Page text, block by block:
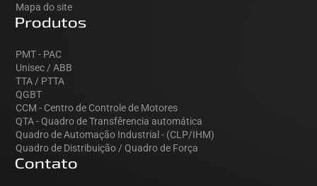
Mapa do site
Produtos
PMT - PAC
Unisec / ABB
TTA / PTTA
QGBT
CCM - Centro de Controle de Motores
QTA - Quadro de Transfêrencia automática
Quadro de Automação Industrial - (CLP/IHM)
Quadro de Distribuição / Quadro de Força
Contato